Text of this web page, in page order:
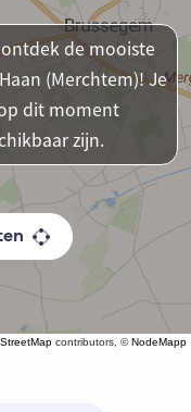
contributors, ©NodeMapp
de mooiste
(Merchtem)! Je
dit moment
zijn.